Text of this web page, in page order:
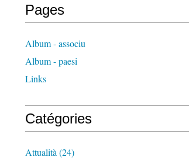
Pages
Album - associu
Album - paesi
Links
Catégories
Attualità (24)